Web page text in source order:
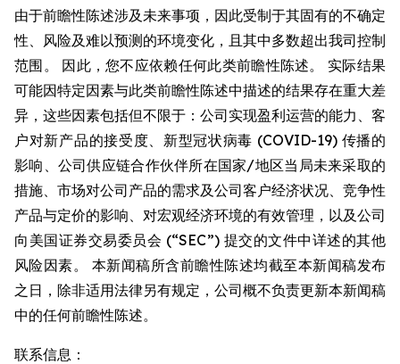
由于前瞻性陈述涉及未来事项，因此受制于其固有的不确定
性、风险及难以预测的环境变化，且其中多数超出我司控制
范围。 因此，您不应依赖任何此类前瞻性陈述。 实际结果
可能因特定因素与此类前瞻性陈述中描述的结果存在重大差
异，这些因素包括但不限于：公司实现盈利运营的能力、客
户对新产品的接受度、新型冠状病毒 (COVID-19) 传播的
影响、公司供应链合作伙伴所在国家/地区当局未来采取的
措施、市场对公司产品的需求及公司客户经济状况、竞争性
产品与定价的影响、对宏观经济环境的有效管理，以及公司
向美国证券交易委员会 (“SEC”) 提交的文件中详述的其他
风险因素。 本新闻稿所含前瞻性陈述均截至本新闻稿发布
之日，除非适用法律另有规定，公司概不负责更新本新闻稿
中的任何前瞻性陈述。
联系信息：